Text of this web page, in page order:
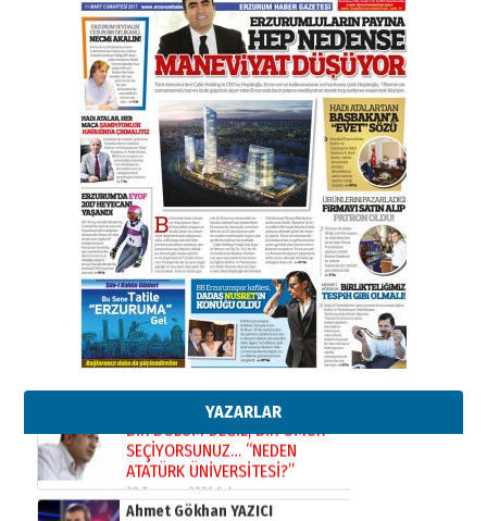
YAZARLAR
31 Mart 2026 Salı
A. Berhan Yılmaz
BİR BÖLÜM DEĞİL, BİR ÖMÜR
SEÇİYORSUNUZ… “NEDEN
ATATÜRK ÜNİVERSİTESİ?”
28 Temmuz 2026 Salı
Ahmet Gökhan YAZICI
Ahmed Yesevi’den bir Alperen…
”Reisimiz” idi… Hakka yürüdü.!
26 Mart 2026 Perşembe
Cem Bakırcı
Ardında bıraktığı hatıralarıyla
gönül adamı Faruk Terzioğlu!
13 Mayıs 2026 Çarşamba
Esat BİNDESEN
Başkan Sekmen’den Erzurum’a
02 Ağustos 2026 Pazar
Kadir SABUNCUOĞLU
Erzurumspor’un köşe taşları
29 Haziran 2026 Pazartesi